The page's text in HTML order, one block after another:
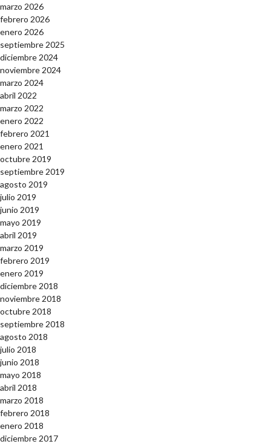
marzo 2026
febrero 2026
enero 2026
septiembre 2025
diciembre 2024
noviembre 2024
marzo 2024
abril 2022
marzo 2022
enero 2022
febrero 2021
enero 2021
octubre 2019
septiembre 2019
agosto 2019
julio 2019
junio 2019
mayo 2019
abril 2019
marzo 2019
febrero 2019
enero 2019
diciembre 2018
noviembre 2018
octubre 2018
septiembre 2018
agosto 2018
julio 2018
junio 2018
mayo 2018
abril 2018
marzo 2018
febrero 2018
enero 2018
diciembre 2017